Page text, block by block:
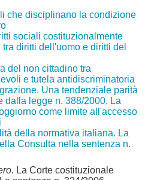
che disciplinano la condizione
sociali costituzionalmente
diritti dell'uomo e diritti del
del non cittadino tra
e tutela antidiscriminatoria
Una tendenziale parità
dalla legge n. 388/2000. La
come limite all'accesso
della normativa italiana. La
Consulta nella sentenza n.
. La Corte costituzionale